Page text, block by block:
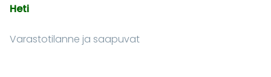
Heti
Varastotilanne ja saapuvat